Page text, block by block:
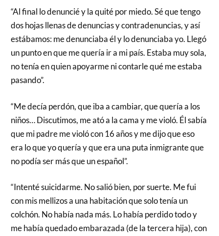
“Al final lo denuncié y la quité por miedo. Sé que tengo
dos hojas llenas de denuncias y contradenuncias, y así
estábamos: me denunciaba él y lo denunciaba yo. Llegó
un punto en que me quería ir a mi país. Estaba muy sola,
no tenía en quien apoyarme ni contarle qué me estaba
pasando”.
“Me decía perdón, que iba a cambiar, que quería a los
niños… Discutimos, me ató a la cama y me violó. Él sabía
que mi padre me violó con 16 años y me dijo que eso
era lo que yo quería y que era una puta inmigrante que
no podía ser más que un español”.
“Intenté suicidarme. No salió bien, por suerte. Me fui
con mis mellizos a una habitación que solo tenía un
colchón. No había nada más. Lo había perdido todo y
me había quedado embarazada (de la tercera hija), con